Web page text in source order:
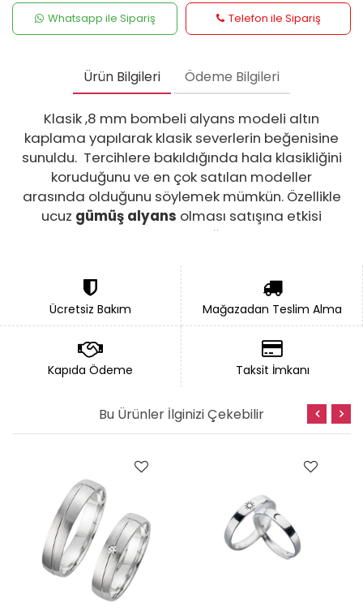
Whatsapp ile Sipariş Telefon ile Sipariş
Ürün Bilgileri Ödeme Bilgileri
Klasik ,8 mm bombeli alyans modeli altın
kaplama yapılarak klasik severlerin beğenisine
sunuldu. Tercihlere bakıldığında hala klasikliğini
koruduğunu ve en çok satılan modeller
arasında olduğunu söylemek mümkün. Özellikle
ucuz gümüş alyans olması satışına etkisi
mutlaka vardır. 8 mm kalınlığa sahip olan altın
Söz yüzükleri
yüzükleri
olarak da en çok tercih edilen
modeller arasındadır.
8 MM ALTIN KAPLAMA KLASİK GÜMÜŞ ALYANS
Alyans Siparişleriniz 2 iş gününde kargoya
Ürün Madeni
925 Ayar Gümüş
Maden Rengi
Altın
Genişlik
Ücretsiz Bakım Mağazadan Teslim Alma
Kapıda Ödeme Taksit İmkanı
Bu Ürünler İlginizi Çekebilir